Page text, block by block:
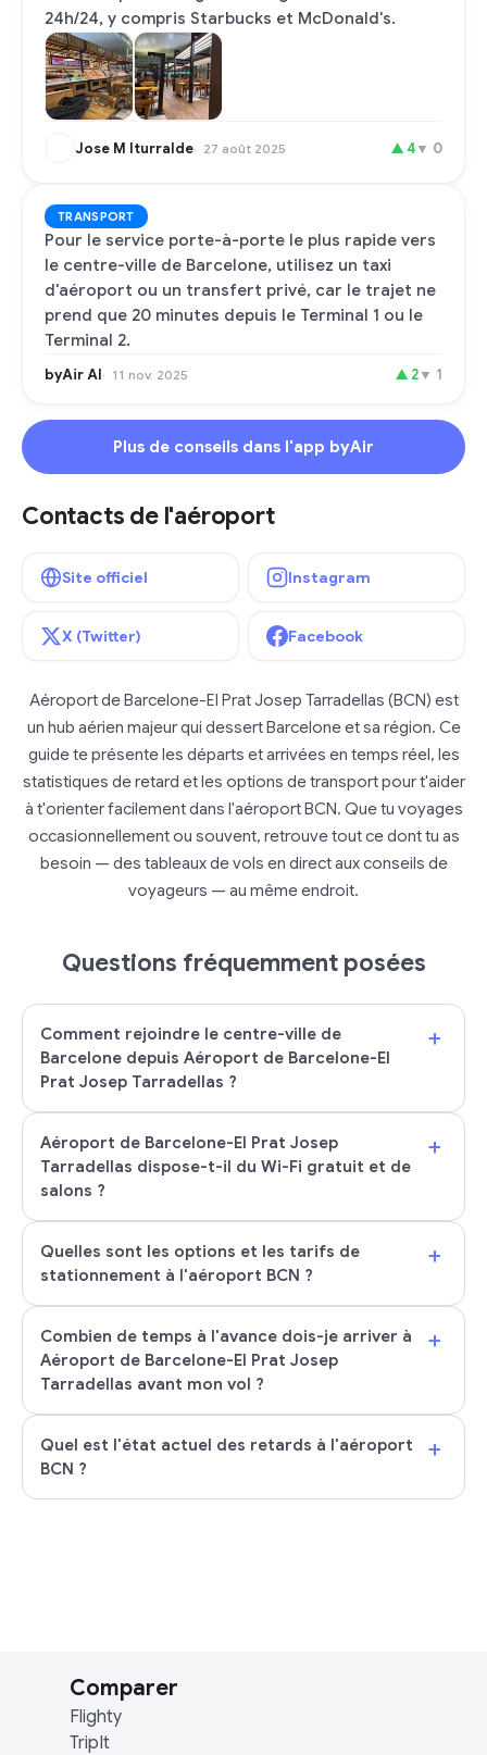
24h/24, y compris Starbucks et McDonald's.
Jose M Iturralde 27 août 2025 ▲ 4▼ 0
TRANSPORT
Pour le service porte-à-porte le plus rapide vers
le centre-ville de Barcelone, utilisez un taxi
d'aéroport ou un transfert privé, car le trajet ne
prend que 20 minutes depuis le Terminal 1 ou le
Terminal 2.
byAir AI 11 nov. 2025 ▲ 2▼ 1
Plus de conseils dans l'app byAir
Contacts de l'aéroport
Site officiel Instagram
X (Twitter) Facebook
Aéroport de Barcelone-El Prat Josep Tarradellas (BCN) est
un hub aérien majeur qui dessert Barcelone et sa région. Ce
guide te présente les départs et arrivées en temps réel, les
statistiques de retard et les options de transport pour t'aider
à t'orienter facilement dans l'aéroport BCN. Que tu voyages
occasionnellement ou souvent, retrouve tout ce dont tu as
besoin — des tableaux de vols en direct aux conseils de
voyageurs — au même endroit.
Questions fréquemment posées
Comment rejoindre le centre-ville de
Barcelone depuis Aéroport de Barcelone-El
Prat Josep Tarradellas ?
+
Aéroport de Barcelone-El Prat Josep
Tarradellas dispose-t-il du Wi-Fi gratuit et de
salons ?
+
Quelles sont les options et les tarifs de
stationnement à l'aéroport BCN ?
+
Combien de temps à l'avance dois-je arriver à
Aéroport de Barcelone-El Prat Josep
Tarradellas avant mon vol ?
+
Quel est l'état actuel des retards à l'aéroport
BCN ?
+
Comparer
Flighty
TripIt